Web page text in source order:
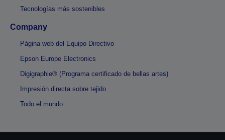
Tecnologías más sostenibles
Company
Página web del Equipo Directivo
Epson Europe Electronics
Digigraphie® (Programa certificado de bellas artes)
Impresión directa sobre tejido
Todo el mundo